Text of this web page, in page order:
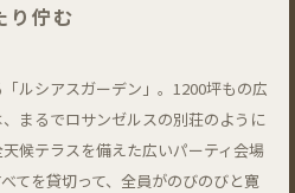
り佇む
ルシアスガーデン」。1200坪もの広
まるでロサンゼルスの別荘のように
候テラスを備えた広いパーティ会場
てを貸切って、全員がのびのびと寛